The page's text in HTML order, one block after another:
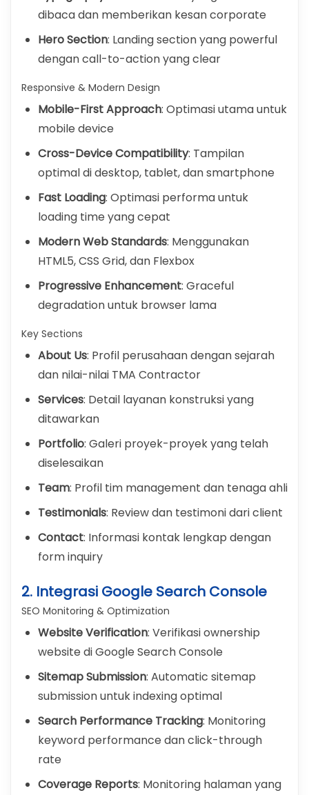
dibaca dan memberikan kesan corporate
Hero Section: Landing section yang powerful
dengan call-to-action yang clear
Responsive & Modern Design
Mobile-First Approach: Optimasi utama untuk
mobile device
Cross-Device Compatibility: Tampilan
optimal di desktop, tablet, dan smartphone
Fast Loading: Optimasi performa untuk
loading time yang cepat
Modern Web Standards: Menggunakan
HTML5, CSS Grid, dan Flexbox
Progressive Enhancement: Graceful
degradation untuk browser lama
Key Sections
About Us: Profil perusahaan dengan sejarah
dan nilai-nilai TMA Contractor
Services: Detail layanan konstruksi yang
ditawarkan
Portfolio: Galeri proyek-proyek yang telah
diselesaikan
Team: Profil tim management dan tenaga ahli
Testimonials: Review dan testimoni dari client
Contact: Informasi kontak lengkap dengan
form inquiry
2. Integrasi Google Search Console
SEO Monitoring & Optimization
Website Verification: Verifikasi ownership
website di Google Search Console
Sitemap Submission: Automatic sitemap
submission untuk indexing optimal
Search Performance Tracking: Monitoring
keyword performance dan click-through
rate
Coverage Reports: Monitoring halaman yang